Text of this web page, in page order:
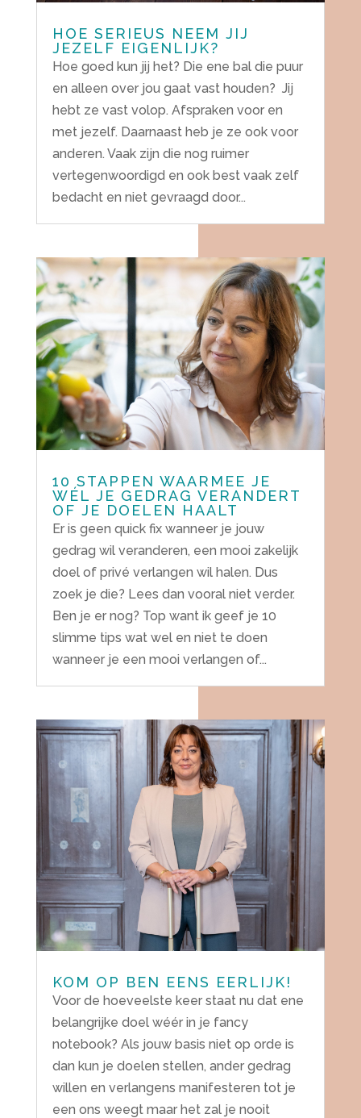
HOE SERIEUS NEEM JIJ
JEZELF EIGENLIJK?
Hoe goed kun jij het? Die ene bal die puur
en alleen over jou gaat vast houden? Jij
hebt ze vast volop. Afspraken voor en
met jezelf. Daarnaast heb je ze ook voor
anderen. Vaak zijn die nog ruimer
vertegenwoordigd en ook best vaak zelf
bedacht en niet gevraagd door...
10 STAPPEN WAARMEE JE
WÉL JE GEDRAG VERANDERT
OF JE DOELEN HAALT
Er is geen quick fix wanneer je jouw
gedrag wil veranderen, een mooi zakelijk
doel of privé verlangen wil halen. Dus
zoek je die? Lees dan vooral niet verder.
Ben je er nog? Top want ik geef je 10
slimme tips wat wel en niet te doen
wanneer je een mooi verlangen of...
KOM OP BEN EENS EERLIJK!
Voor de hoeveelste keer staat nu dat ene
belangrijke doel wéér in je fancy
notebook? Als jouw basis niet op orde is
dan kun je doelen stellen, ander gedrag
willen en verlangens manifesteren tot je
een ons weegt maar het zal je nooit